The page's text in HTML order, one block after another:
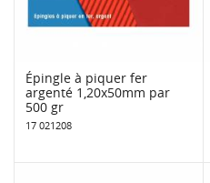
Épingle à piquer fer
argenté 1,20x50mm par
500 gr
17 021208